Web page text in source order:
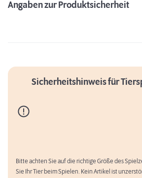
Angaben zur Produktsicherheit
Sicherheitshinweis für
Bitte achten Sie auf die richtige Größe des
Sie Ihr Tier beim Spielen. Kein Artikel ist